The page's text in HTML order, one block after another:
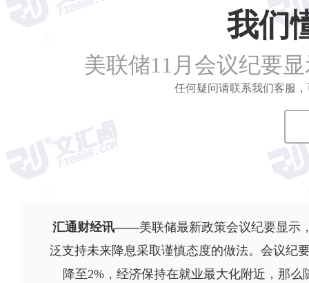
我们
美联储11月会议纪要
任何疑问请联系我们客服，
汇通财经讯——美联储最新政策会议纪要显示
泛支持未来降息采取谨慎态度的做法。会议纪
降至2%，经济保持在就业最大化附近，那